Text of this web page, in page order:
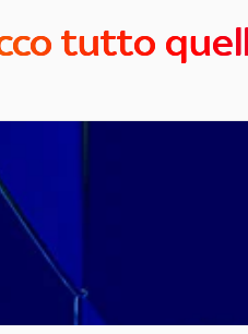
tutto